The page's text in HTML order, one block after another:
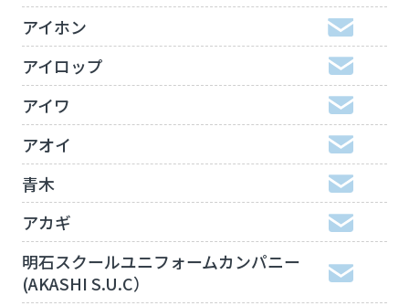
アイホン
アイロップ
アイワ
アオイ
青木
アカギ
明石スクールユニフォームカンパニー
(AKASHI S.U.C）